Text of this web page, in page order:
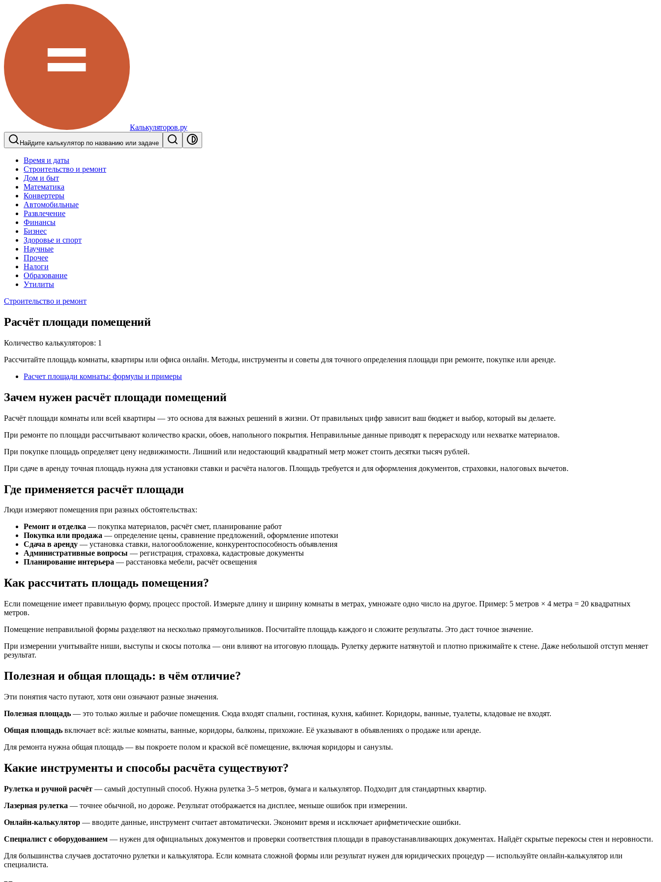
Калькуляторов.ру
Найдите калькулятор по названию или задаче
Время и даты
Строительство и ремонт
Дом и быт
Математика
Конвертеры
Автомобильные
Развлечение
Финансы
Бизнес
Здоровье и спорт
Научные
Прочее
Налоги
Образование
Утилиты
Строительство и ремонт
Расчёт площади помещений
Количество калькуляторов: 1
Рассчитайте площадь комнаты, квартиры или офиса онлайн. Методы, инструменты и советы для точного определения площади при ремонте, покупке или аренде.
Расчет площади комнаты: формулы и примеры
Зачем нужен расчёт площади помещений
Расчёт площади комнаты или всей квартиры — это основа для важных решений в жизни. От правильных цифр зависит ваш бюджет и выбор, который вы делаете.
При ремонте по площади рассчитывают количество краски, обоев, напольного покрытия. Неправильные данные приводят к перерасходу или нехватке материалов.
При покупке площадь определяет цену недвижимости. Лишний или недостающий квадратный метр может стоить десятки тысяч рублей.
При сдаче в аренду точная площадь нужна для установки ставки и расчёта налогов. Площадь требуется и для оформления документов, страховки, налоговых вычетов.
Где применяется расчёт площади
Люди измеряют помещения при разных обстоятельствах:
Ремонт и отделка — покупка материалов, расчёт смет, планирование работ
Покупка или продажа — определение цены, сравнение предложений, оформление ипотеки
Сдача в аренду — установка ставки, налогообложение, конкурентоспособность объявления
Административные вопросы — регистрация, страховка, кадастровые документы
Планирование интерьера — расстановка мебели, расчёт освещения
Как рассчитать площадь помещения?
Если помещение имеет правильную форму, процесс простой. Измерьте длину и ширину комнаты в метрах, умножьте одно число на другое. Пример: 5 метров × 4 метра = 20 квадратных
метров.
Помещение неправильной формы разделяют на несколько прямоугольников. Посчитайте площадь каждого и сложите результаты. Это даст точное значение.
При измерении учитывайте ниши, выступы и скосы потолка — они влияют на итоговую площадь. Рулетку держите натянутой и плотно прижимайте к стене. Даже небольшой отступ меняет
результат.
Полезная и общая площадь: в чём отличие?
Эти понятия часто путают, хотя они означают разные значения.
Полезная площадь — это только жилые и рабочие помещения. Сюда входят спальни, гостиная, кухня, кабинет. Коридоры, ванные, туалеты, кладовые не входят.
Общая площадь включает всё: жилые комнаты, ванные, коридоры, балконы, прихожие. Её указывают в объявлениях о продаже или аренде.
Для ремонта нужна общая площадь — вы покроете полом и краской всё помещение, включая коридоры и санузлы.
Какие инструменты и способы расчёта существуют?
Рулетка и ручной расчёт — самый доступный способ. Нужна рулетка 3–5 метров, бумага и калькулятор. Подходит для стандартных квартир.
Лазерная рулетка — точнее обычной, но дороже. Результат отображается на дисплее, меньше ошибок при измерении.
Онлайн-калькулятор — вводите данные, инструмент считает автоматически. Экономит время и исключает арифметические ошибки.
Специалист с оборудованием — нужен для официальных документов и проверки соответствия площади в правоустанавливающих документах. Найдёт скрытые перекосы стен и неровности.
Для большинства случаев достаточно рулетки и калькулятора. Если комната сложной формы или результат нужен для юридических процедур — используйте онлайн-калькулятор или
специалиста.